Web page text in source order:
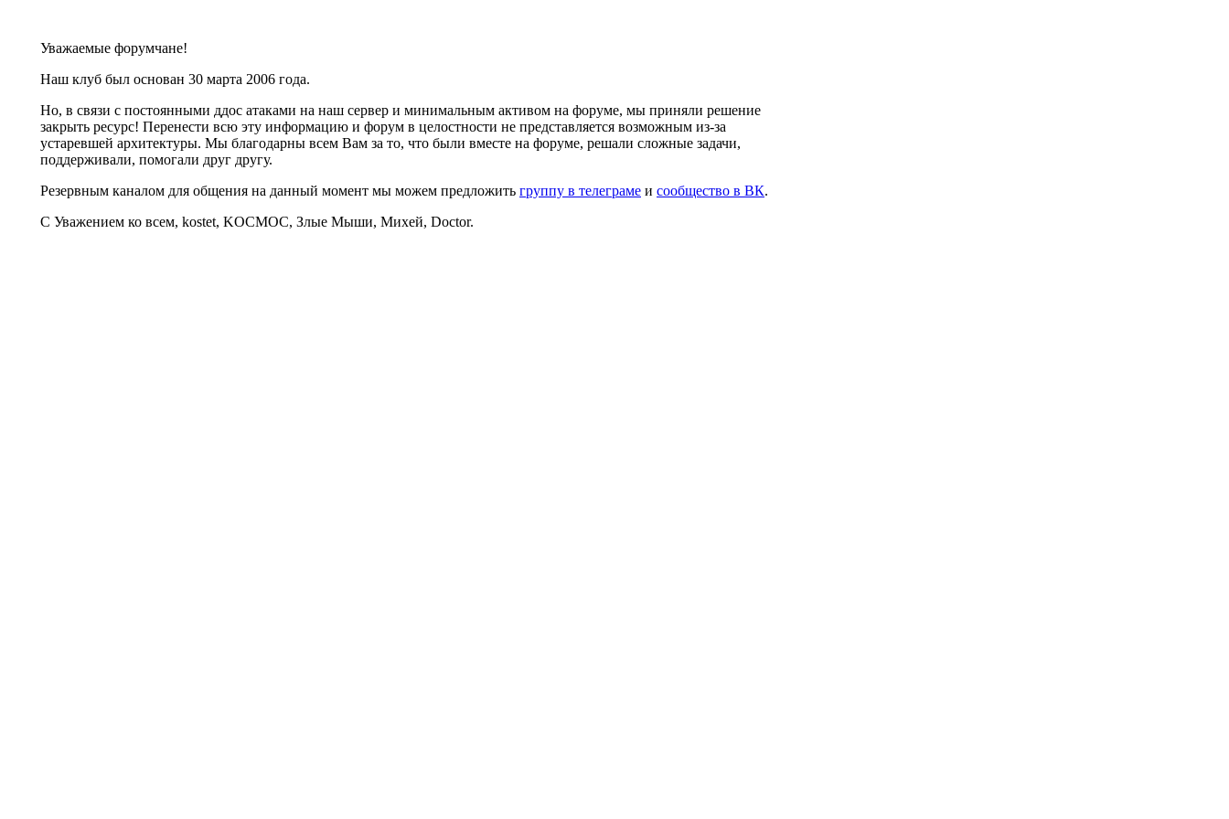
Уважаемые форумчане!
Наш клуб был основан 30 марта 2006 года.
Но, в связи с постоянными ддос атаками на наш сервер и минимальным активом на форуме, мы приняли решение
закрыть ресурс! Перенести всю эту информацию и форум в целостности не представляется возможным из-за
устаревшей архитектуры. Мы благодарны всем Вам за то, что были вместе на форуме, решали сложные задачи,
поддерживали, помогали друг другу.
Резервным каналом для общения на данный момент мы можем предложить группу в телеграме и сообщество в ВК.
С Уважением ко всем, kostet, KOCMOC, Злые Мыши, Михей, Doctor.